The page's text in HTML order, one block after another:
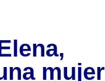
mujer